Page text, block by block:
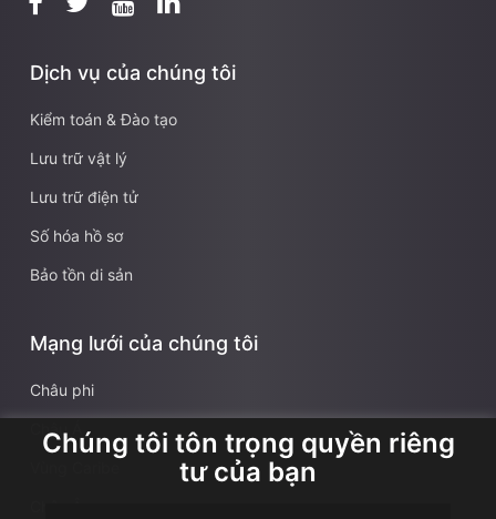
Dịch vụ của chúng tôi
Kiểm toán & Đào tạo
Lưu trữ vật lý
Lưu trữ điện tử
Số hóa hồ sơ
Bảo tồn di sản
Mạng lưới của chúng tôi
Châu phi
Châu Á
Chúng tôi tôn trọng quyền riêng
tư của bạn